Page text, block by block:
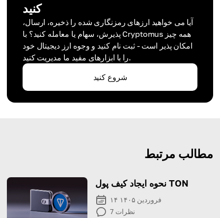
کنید
آیا می خواهید ارزهای رمزنگاری شده را ذخیره، ارسال،
پذیرش، سهام یا معامله کنید؟ با Cryptomus همه چیز
امکان پذیر است - ثبت نام کنید و وجوه ارز دیجیتال خود
را با ابزارهای مفید ما مدیریت کنید.
شروع کنید
مطالب مرتبط
نحوه ایجاد کیف پول TON
۱۴ فروردین ۱۴۰۵
7 نظرات